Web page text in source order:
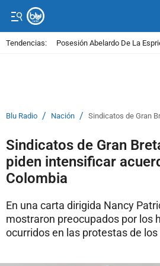
Tendencias: Posesión Abelardo De La
Blu Radio / Nación / Sindicatos de Gran
Sindicatos de Gran
piden intensificar
Colombia
En una carta dirigida Nancy
mostraron preocupados por los
ocurridos en las protestas de